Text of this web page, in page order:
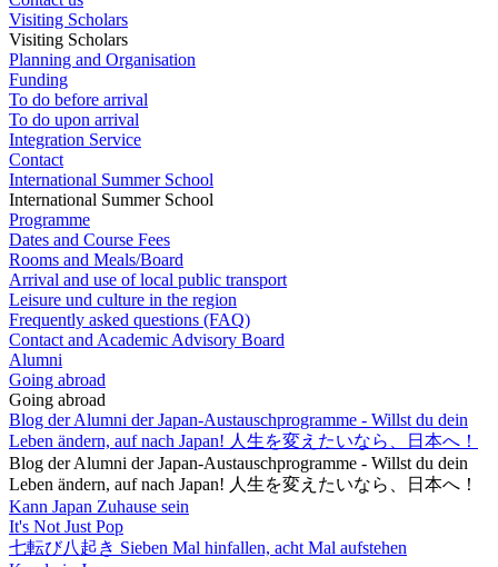
Visiting Scholars
Visiting Scholars
Planning and Organisation
Funding
To do before arrival
To do upon arrival
Integration Service
Contact
International Summer School
International Summer School
Programme
Dates and Course Fees
Rooms and Meals/Board
Arrival and use of local public transport
Leisure und culture in the region
Frequently asked questions (FAQ)
Contact and Academic Advisory Board
Alumni
Going abroad
Going abroad
Blog der Alumni der Japan-Austauschprogramme - Willst du dein
Leben ändern, auf nach Japan! 人生を変えたいなら、日本へ！
Blog der Alumni der Japan-Austauschprogramme - Willst du dein
Leben ändern, auf nach Japan! 人生を変えたいなら、日本へ！
Kann Japan Zuhause sein
It's Not Just Pop
七転び八起き Sieben Mal hinfallen, acht Mal aufstehen